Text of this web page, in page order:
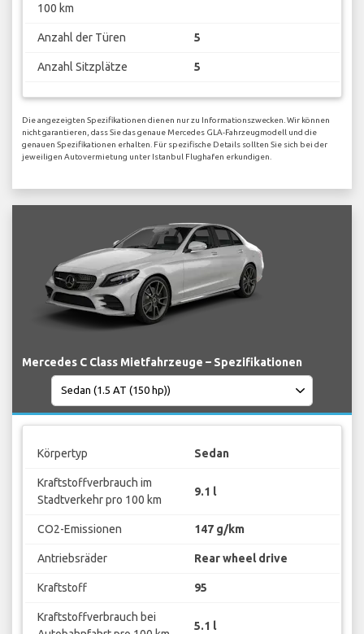
100 km
Anzahl der Türen 5
Anzahl Sitzplätze 5
Die angezeigten Spezifikationen dienen nur zu Informationszwecken. Wir können
nicht garantieren, dass Sie das genaue Mercedes GLA-Fahrzeugmodell und die
genauen Spezifikationen erhalten. Für spezifische Details sollten Sie sich bei der
jeweiligen Autovermietung unter Istanbul Flughafen erkundigen.
Mercedes C Class Mietfahrzeuge – Spezifikationen
Körpertyp Sedan
Kraftstoffverbrauch im
Stadtverkehr pro 100 km
9.1 l
CO2-Emissionen 147 g/km
Antriebsräder Rear wheel drive
Kraftstoff 95
Kraftstoffverbrauch bei
5.1 l